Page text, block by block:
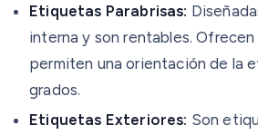
Etiquetas Parabrisas:
interna y son rentables.
permiten una orientación de la
grados.
Etiquetas Exteriores: Son